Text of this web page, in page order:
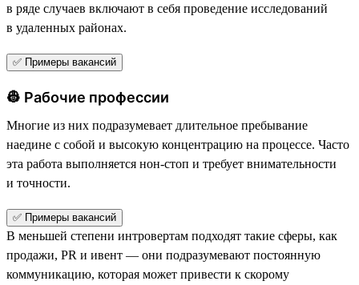
в ряде случаев включают в себя проведение исследований
в удаленных районах.
✅ Примеры вакансий
👷 Рабочие профессии
Многие из них подразумевает длительное пребывание
наедине с собой и высокую концентрацию на процессе. Часто
эта работа выполняется нон-стоп и требует внимательности
и точности.
✅ Примеры вакансий
В меньшей степени интровертам подходят такие сферы, как
продажи, PR и ивент — они подразумевают постоянную
коммуникацию, которая может привести к скорому